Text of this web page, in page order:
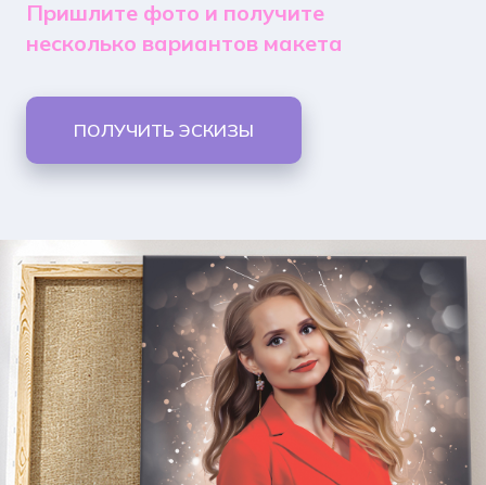
Пришлите фото и получите
несколько вариантов макета
ПОЛУЧИТЬ ЭСКИЗЫ